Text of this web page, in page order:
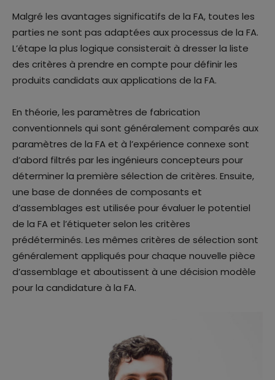
Malgré les avantages significatifs de la FA, toutes les
parties ne sont pas adaptées aux processus de la FA.
L’étape la plus logique consisterait à dresser la liste
des critères à prendre en compte pour définir les
produits candidats aux applications de la FA.
En théorie, les paramètres de fabrication
conventionnels qui sont généralement comparés aux
paramètres de la FA et à l’expérience connexe sont
d’abord filtrés par les ingénieurs concepteurs pour
déterminer la première sélection de critères. Ensuite,
une base de données de composants et
d’assemblages est utilisée pour évaluer le potentiel
de la FA et l’étiqueter selon les critères
prédéterminés. Les mêmes critères de sélection sont
généralement appliqués pour chaque nouvelle pièce
d’assemblage et aboutissent à une décision modèle
pour la candidature à la FA.